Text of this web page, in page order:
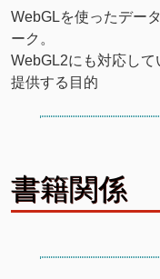
WebGLを使ったデー
ーク。
WebGL2にも対応し
提供する目的
書籍関係